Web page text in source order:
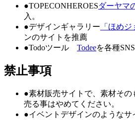
●TOPECONHEROESダーヤマ
入。
●デザインギャラリー 「ほめジ
ンのサイトを推薦
●Todoツール Todeeを各種
禁止事項
●素材販売サイトで、素材その
売る事はやめてください。
●イベントデザインのようなサ